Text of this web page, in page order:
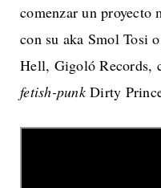
comenzar un proyecto
con su aka Smol Tosi
Hell, Gigoló Records,
fetish-punkDirty